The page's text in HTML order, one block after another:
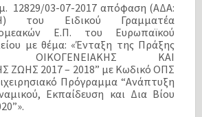
12829/03-07-2017 απόφαση (ΑΔΑ:
του Ειδικού Γραμματέα
Ε.Π. του Ευρωπαϊκού
με θέμα: «Ένταξη της Πράξης
ΟΙΚΟΓΕΝΕΙΑΚΗΣ ΚΑΙ
ΖΩΗΣ 2017 – 2018” με Κωδικό ΟΠΣ
Πρόγραμμα “Ανάπτυξη
Εκπαίδευση και Δια Βίου